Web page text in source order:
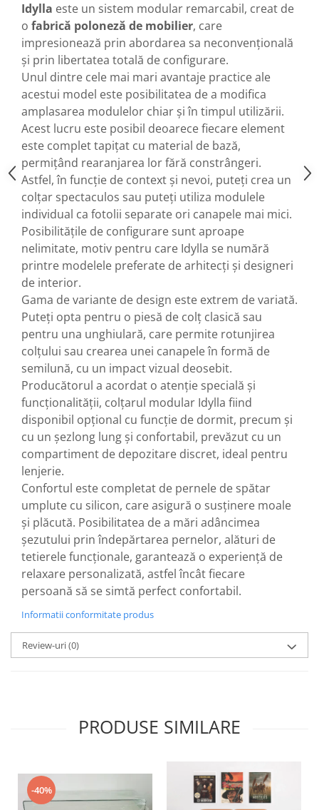
Idylla este un sistem modular remarcabil, creat de
o fabrică poloneză de mobilier, care
impresionează prin abordarea sa neconvențională
și prin libertatea totală de configurare.
Unul dintre cele mai mari avantaje practice ale
acestui model este posibilitatea de a modifica
amplasarea modulelor chiar și în timpul utilizării.
Acest lucru este posibil deoarece fiecare element
este complet tapițat cu material de bază,
permițând rearanjarea lor fără constrângeri.
Astfel, în funcție de context și nevoi, puteți crea un
colțar spectaculos sau puteți utiliza modulele
individual ca fotolii separate ori canapele mai mici.
Posibilitățile de configurare sunt aproape
nelimitate, motiv pentru care Idylla se numără
printre modelele preferate de arhitecți și designeri
de interior.
Gama de variante de design este extrem de variată.
Puteți opta pentru o piesă de colț clasică sau
pentru una unghiulară, care permite rotunjirea
colțului sau crearea unei canapele în formă de
semilună, cu un impact vizual deosebit.
Producătorul a acordat o atenție specială și
funcționalității, colțarul modular Idylla fiind
disponibil opțional cu funcție de dormit, precum și
cu un șezlong lung și confortabil, prevăzut cu un
compartiment de depozitare discret, ideal pentru
lenjerie.
Confortul este completat de pernele de spătar
umplute cu silicon, care asigură o susținere moale
și plăcută. Posibilitatea de a mări adâncimea
șezutului prin îndepărtarea pernelor, alături de
tetierele funcționale, garantează o experiență de
relaxare personalizată, astfel încât fiecare
persoană să se simtă perfect confortabil.
Informatii conformitate produs
Review-uri(0)
PRODUSE SIMILARE
-40%